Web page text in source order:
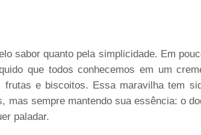
sabor quanto pela simplicidade. Em
que todos conhecemos em um
e biscoitos. Essa maravilha tem
mas sempre mantendo sua essência: o
paladar.